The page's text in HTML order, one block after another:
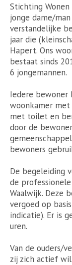
Stichting
jonge dame/
verstandelijke
jaar die
Hapert. Ons
bestaat sinds
6 jongemannen.
Iedere
woonkamer met
met toilet en
door de
bewoners
De begeleiding
de
Waalwijk. Deze
vergoed op
indicatie). Er is
uren.
Van de ouders/
zij zich actief